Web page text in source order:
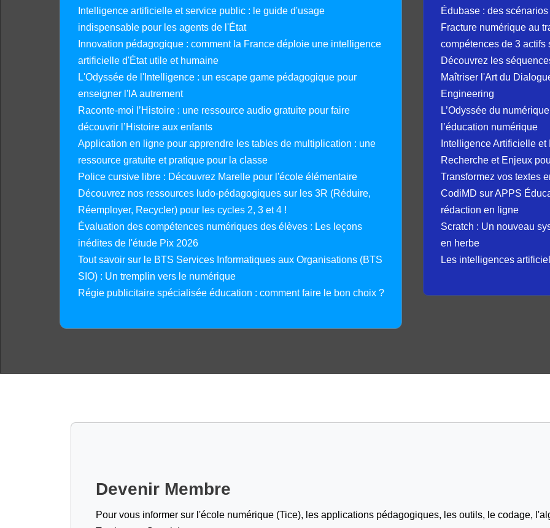
Intelligence artificielle et service public : le guide d'usage
indispensable pour les agents de l'État
Innovation pédagogique : comment la France déploie une intelligence
artificielle d'État utile et humaine
L'Odyssée de l'Intelligence : un escape game pédagogique pour
enseigner l'IA autrement
Raconte-moi l’Histoire : une ressource audio gratuite pour faire
découvrir l’Histoire aux enfants
Application en ligne pour apprendre les tables de multiplication : une
ressource gratuite et pratique pour la classe
Police cursive libre : Découvrez Marelle pour l'école élémentaire
Découvrez nos ressources ludo-pédagogiques sur les 3R (Réduire,
Réemployer, Recycler) pour les cycles 2, 3 et 4 !
Évaluation des compétences numériques des élèves : Les leçons
inédites de l'étude Pix 2026
Tout savoir sur le BTS Services Informatiques aux Organisations (BTS
SIO) : Un tremplin vers le numérique
Régie publicitaire spécialisée éducation : comment faire le bon choix ?
Édubase : des
Fracture numérique au
compétences de 3 actifs
Découvrez les
Maîtriser l'Art du
Engineering
L’Odyssée du
l’éducation numérique
Intelligence Artificielle
Recherche et Enjeux
Transformez vos textes
CodiMD sur APPS
rédaction en ligne
Scratch : Un nouveau
en herbe
Les intelligences
Devenir Membre
Pour vous informer sur l'école numérique (Tice), les applications pédagogiques, les outils, le codage,